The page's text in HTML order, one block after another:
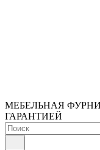
МЕБЕЛЬНАЯ
ГАРАНТИЕЙ